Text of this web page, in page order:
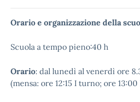
Orario e organizzazione della
Scuola a tempo pieno:40 h
Orario: dal lunedì al venerdì ore
(mensa: ore 12:15 I turno; ore